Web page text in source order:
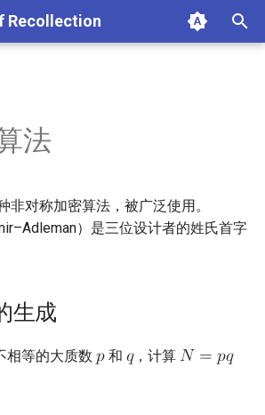
Recollection
法
非对称加密算法，被广泛使用。
）是三位设计者的姓氏首字
生成
相等的大质数 𝑝和 𝑞，计算 𝑁 = 𝑝𝑞